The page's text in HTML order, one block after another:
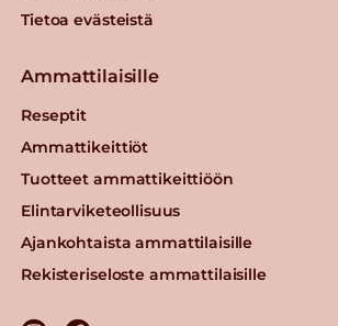
Tietoa evästeistä
Ammattilaisille
Reseptit
Ammattikeittiöt
Tuotteet ammattikeittiöön
Elintarviketeollisuus
Ajankohtaista ammattilaisille
Rekisteriseloste ammattilaisille